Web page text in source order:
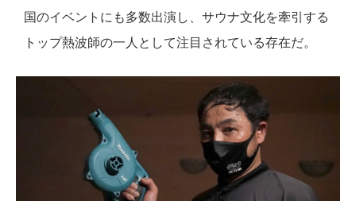
国のイベントにも多数出演し、サウナ文化を牽引する
トップ熱波師の一人として注目されている存在だ。